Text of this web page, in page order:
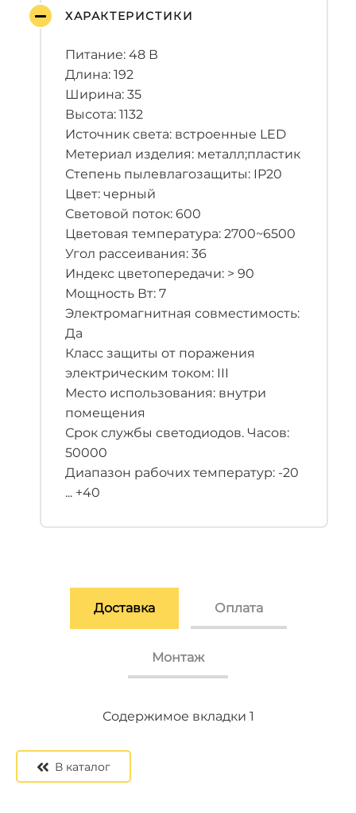
ХАРАКТЕРИСТИКИ
Питание: 48 В
Длина: 192
Ширина: 35
Высота: 1132
Источник света: встроенные LED
Метериал изделия: металл;пластик
Степень пылевлагозащиты: IP20
Цвет: черный
Световой поток: 600
Цветовая температура: 2700~6500
Угол рассеивания: 36
Индекс цветопередачи: > 90
Мощность Вт: 7
Электромагнитная совместимость:
Да
Класс защиты от поражения
электрическим током: III
Место использования: внутри
помещения
Срок службы светодиодов. Часов:
50000
Диапазон рабочих температур: -20
... +40
Доставка Оплата
Монтаж
Содержимое вкладки 1
Содержимое вкладки 2
Содержимое вкладки 3
В каталог